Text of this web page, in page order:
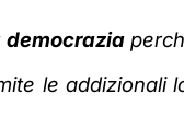
le addizionali